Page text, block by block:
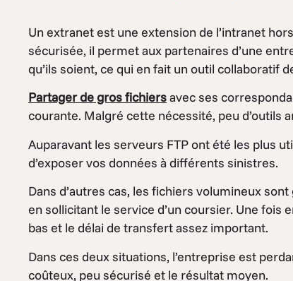
Un extranet est une extension de l’intranet
sécurisée, il permet aux partenaires d’une
qu’ils soient, ce qui en fait un outil collaboratif
Partager de gros fichiersavec ses
courante. Malgré cette nécessité, peu d’outils
Auparavant les serveurs FTP ont été les plus
d’exposer vos données à différents sinistres.
Dans d’autres cas, les fichiers volumineux
en sollicitant le service d’un coursier. Une
bas et le délai de transfert assez important.
Dans ces deux situations, l’entreprise est
coûteux, peu sécurisé et le résultat moyen.